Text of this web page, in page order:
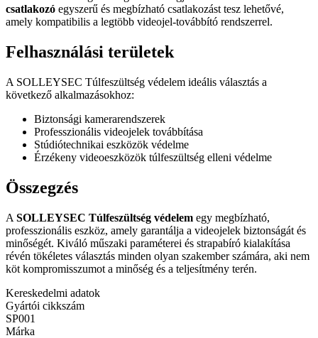
csatlakozó egyszerű és megbízható csatlakozást tesz lehetővé,
amely kompatibilis a legtöbb videojel-továbbító rendszerrel.
Felhasználási területek
A SOLLEYSEC Túlfeszültség védelem ideális választás a
következő alkalmazásokhoz:
Biztonsági kamerarendszerek
Professzionális videojelek továbbítása
Stúdiótechnikai eszközök védelme
Érzékeny videoeszközök túlfeszültség elleni védelme
Összegzés
A SOLLEYSEC Túlfeszültség védelem egy megbízható,
professzionális eszköz, amely garantálja a videojelek biztonságát és
minőségét. Kiváló műszaki paraméterei és strapabíró kialakítása
révén tökéletes választás minden olyan szakember számára, aki nem
köt kompromisszumot a minőség és a teljesítmény terén.
Kereskedelmi adatok
Gyártói cikkszám
SP001
Márka